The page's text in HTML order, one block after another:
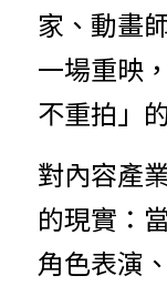
家、動畫
一場重映
不重拍」
對內容產
的現實：
角色表演